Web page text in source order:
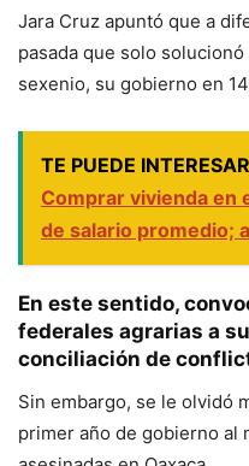
Jara Cruz apuntó que a
pasada que solo
sexenio, su gobierno en
TE PUEDE INTERESAR
Comprar vivienda en
de salario promedio;
En este sentido,
federales agrarias a
conciliación de
Sin embargo, se le olvidó
primer año de gobierno al